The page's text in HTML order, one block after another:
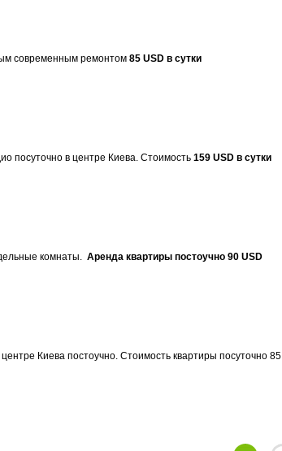
современным ремонтом 85 USD в сутки
посуточно в центре Киева. Стоимость 159 USD в сутки
комнаты. Аренда квартиры постоучно 90 USD
Киева постоучно. Стоимость квартиры посуточно 85